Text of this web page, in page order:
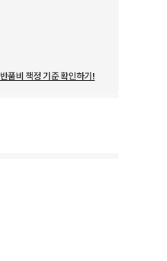
반품비 책정 기준 확인하기!